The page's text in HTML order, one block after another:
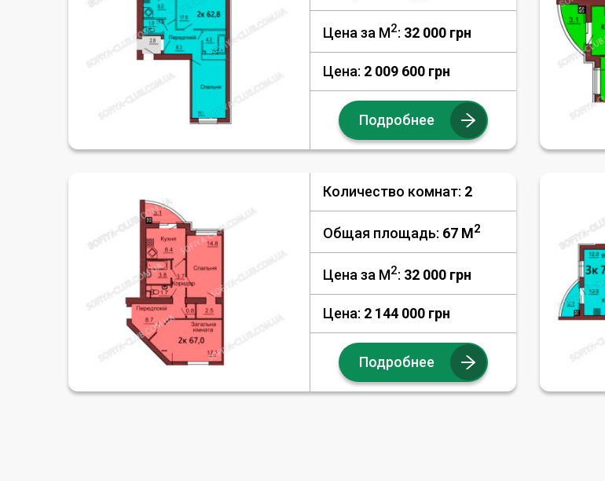
Цена за М2: 32 000грн
Цена: 2 009 600 грн
Подробнее
Количество комнат: 2
Общая площадь: 67 M2
Цена за М2: 32 000грн
Цена: 2 144 000 грн
Подробнее